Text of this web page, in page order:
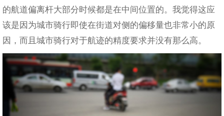
的航道偏离杆大部分时候都是在中间位置的。我觉得这应
该是因为城市骑行即使在街道对侧的偏移量也非常小的原
因，而且城市骑行对于航迹的精度要求并没有那么高。